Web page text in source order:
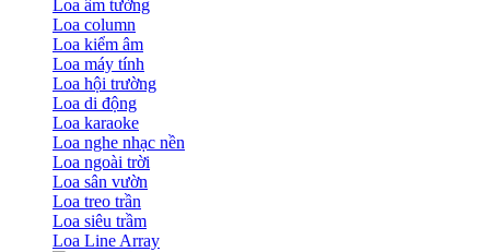
Loa âm tường
Loa column
Loa kiểm âm
Loa máy tính
Loa hội trường
Loa di động
Loa karaoke
Loa nghe nhạc nền
Loa ngoài trời
Loa sân vườn
Loa treo trần
Loa siêu trầm
Loa Line Array